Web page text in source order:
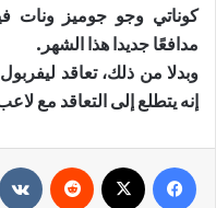
كوناتي وجو جوميز ونات
مدافعًا جديدا هذا الشهر .
وبدلا من ذلك، تعاقد
إنه يتطلع إلى التعاقد مع